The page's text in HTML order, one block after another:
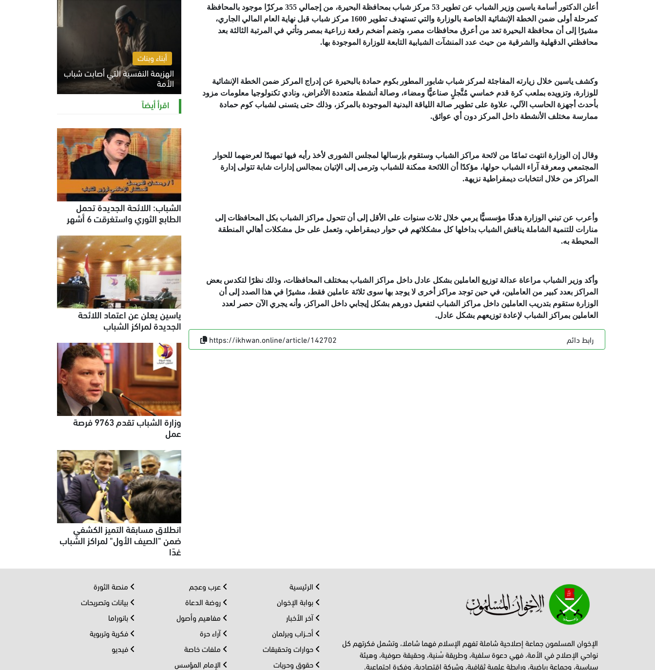
أعلن الدكتور أسامة ياسين وزير الشباب عن تطوير 53 مركز شباب بمحافظة البحيرة، من إجمالي 355 مركزًا موجود بالمحافظة
كمرحلة أولى ضمن الخطة الإنشائية الخاصة بالوزارة والتي تستهدف تطوير 1600 مركز شباب قبل نهاية العام المالي الجاري،
مشيرًا إلى أن محافظة البحيرة تعد من أعرق محافظات مصر، وتضم أضخم رقعة زراعية بمصر وتأتي في المرتبة الثالثة بعد
محافظتي الدقهلية والشرقية من حيث عدد المنشآت الشبابية التابعة للوزارة الموجودة بها.
وكشف ياسين خلال زيارته المفاجئة لمركز شباب شابور المطور بكوم حمادة بالبحيرة عن إدراج المركز ضمن الخطة الإنشائية
للوزارة، وتزويده بملعب كرة قدم خماسي مُنَّجلٍ صناعيًّا ومضاء، وصالة أنشطة متعددة الأغراض، ونادي تكنولوجيا معلومات مزود
بأحدث أجهزة الحاسب الآلي، علاوة على تطوير صالة اللياقة البدنية الموجودة بالمركز، وذلك حتى يتسنى لشباب كوم حمادة
ممارسة مختلف الأنشطة داخل المركز دون أي عوائق.
وقال إن الوزارة انتهت تمامًا من لائحة مراكز الشباب وستقوم بإرسالها لمجلس الشورى لأخذ رأيه فيها تمهيدًا لعرضهما للحوار
المجتمعي ومعرفة آراء الشباب حولها، مؤكدًا أن اللائحة ممكنة للشباب وترمى إلى الإتيان بمجالس إدارات شابة تتولى إدارة
المراكز من خلال انتخابات ديمقراطية نزيهة.
وأعرب عن تبني الوزارة هدفًا مؤسسيًّا يرمي خلال ثلاث سنوات على الأقل إلى أن تتحول مراكز الشباب بكل المحافظات إلى
منارات للتنمية الشاملة يناقش الشباب بداخلها كل مشكلاتهم في حوار ديمقراطي، وتعمل على حل مشكلات أهالي المنطقة
المحيطة به.
وأكد وزير الشباب مراعاة عدالة توزيع العاملين بشكل عادل داخل مراكز الشباب بمختلف المحافظات، وذلك نظرًا لتكدس بعض
المراكز بعدد كبير من العاملين، في حين توجد مراكز أخرى لا يوجد بها سوى ثلاثة عاملين فقط، مشيرًا في هذا الصدد إلى أن
الوزارة ستقوم بتدريب العاملين داخل مراكز الشباب لتفعيل دورهم بشكل إيجابي داخل المراكز، وأنه يجري الآن حصر لعدد
العاملين بمراكز الشباب لإعادة توزيعهم بشكل عادل.
رابط دائم https://ikhwan.online/article/142702
أبناء وبنات
الهزيمة النفسية التي أصابت شباب
الأمة
الخميس 6 أغسطس 2026 11:12 ص
اقرأ أيضاً
الشباب: اللائحة الجديدة تحمل
الطابع الثوري واستغرقت 6 أشهر
ياسين يعلن عن اعتماد اللائحة
الجديدة لمراكز الشباب
وزارة الشباب تقدم 9763 فرصة
عمل
انطلاق مسابقة التميز الكشفي
ضمن "الصيف الأول" لمراكز الشباب
غدًا
الإخوان المسلمون جماعة إصلاحية شاملة تفهم الإسلام فهما شاملا، وتشمل فكرتهم كل
نواحي الإصلاح في الأمة، فهي دعوة سلفية، وطريقة سُنية، وحقيقة صوفية، وهيئة
سياسية، وجماعة رياضية، ورابطة علمية ثقافية، وشركة اقتصادية، وفكرة اجتماعية.
الرئيسية
بوابة الإخوان
آخر الأخبار
أحــزاب وبرلمان
حوارات وتحقيقات
حقوق وحريات
عرب وعجم
روضة الدعاة
مفاهيم وأصول
آراء حرة
ملفات خاصة
الإمام المؤسس
منصة الثورة
بيانات وتصريحات
بانوراما
فكرية وتربوية
فيديو